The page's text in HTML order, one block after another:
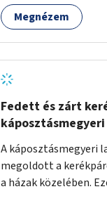
Megnézem
Fedett és zárt
A káposztásmegyeri
megoldott a
a házak közelében.